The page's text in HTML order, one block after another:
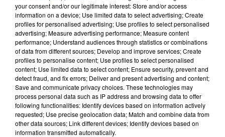
23 juillet 2026
INCENDIE MORTEL À LENS : UNE FEMME ET
SON BÉBÉ ENTRE LA VIE ET LA...
Un homme s'est immolé par le feu après avoir
aspergé sa compagne et leur bébé de trois mois
d'un liquide inflammable.
your consent and/or our legitimate interest: Store and/or access
information on a device; Use limited data to select advertising; Create
profiles for personalised advertising; Use profiles to select personalised
advertising; Measure advertising performance; Measure content
performance; Understand audiences through statistics or combinations
of data from different sources; Develop and improve services; Create
profiles to personalise content; Use profiles to select personalised
content; Use limited data to select content; Ensure security, prevent and
detect fraud, and fix errors; Deliver and present advertising and content;
Save and communicate privacy choices. These technologies may
process personal data such as IP address and browsing data to offer
following functionalities: Identify devices based on information actively
requested; Use precise geolocation data; Match and combine data from
other data sources; Link different devices; Identify devices based on
information transmitted automatically.